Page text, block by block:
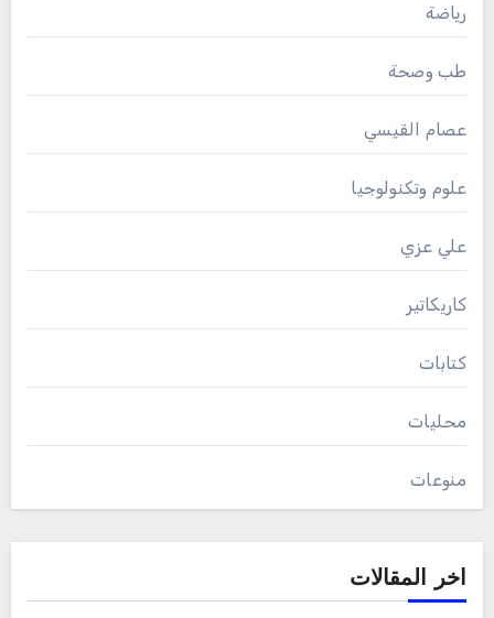
رياضة
طب وصحة
عصام القيسي
علوم وتكنولوجيا
علي عزي
كاريكاتير
كتابات
محليات
منوعات
اخر المقالات